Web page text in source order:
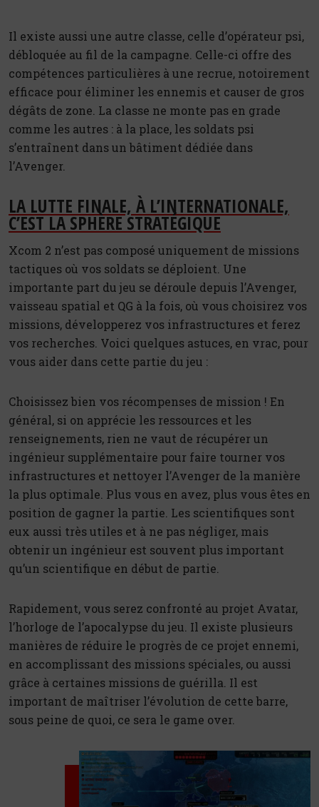
Il existe aussi une autre classe, celle d’opérateur psi,
débloquée au fil de la campagne. Celle-ci offre des
compétences particulières à une recrue, notoirement
efficace pour éliminer les ennemis et causer de gros
dégâts de zone. La classe ne monte pas en grade
comme les autres : à la place, les soldats psi
s’entraînent dans un bâtiment dédiée dans
l’Avenger.
LA LUTTE FINALE, À L’INTERNATIONALE,
C’EST LA SPHÈRE STRATÉGIQUE
Xcom 2 n’est pas composé uniquement de missions
tactiques où vos soldats se déploient. Une
importante part du jeu se déroule depuis l’Avenger,
vaisseau spatial et QG à la fois, où vous choisirez vos
missions, développerez vos infrastructures et ferez
vos recherches. Voici quelques astuces, en vrac, pour
vous aider dans cette partie du jeu :
Choisissez bien vos récompenses de mission ! En
général, si on apprécie les ressources et les
renseignements, rien ne vaut de récupérer un
ingénieur supplémentaire pour faire tourner vos
infrastructures et nettoyer l’Avenger de la manière
la plus optimale. Plus vous en avez, plus vous êtes en
position de gagner la partie. Les scientifiques sont
eux aussi très utiles et à ne pas négliger, mais
obtenir un ingénieur est souvent plus important
qu’un scientifique en début de partie.
Rapidement, vous serez confronté au projet Avatar,
l’horloge de l’apocalypse du jeu. Il existe plusieurs
manières de réduire le progrès de ce projet ennemi,
en accomplissant des missions spéciales, ou aussi
grâce à certaines missions de guérilla. Il est
important de maîtriser l’évolution de cette barre,
sous peine de quoi, ce sera le game over.